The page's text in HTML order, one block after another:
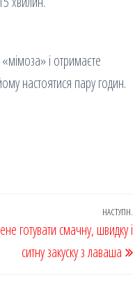
і отримаєте
настоятися пару годин.
НАСТУПН.
готувати смачну, швидку і
ситну закуску з лаваша